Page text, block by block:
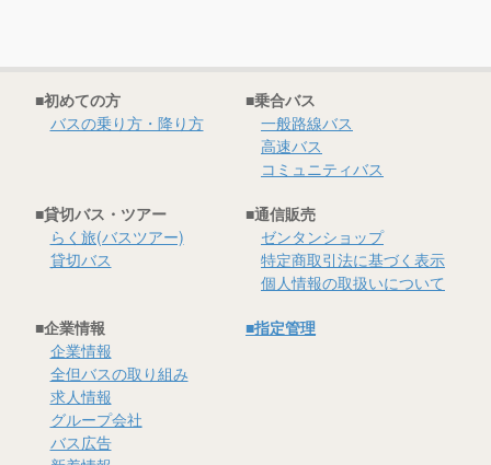
全但バスの取り組み
求人情報
グループ会社
■初めての方
バスの乗り方・降り方
■乗合バス
一般路線バス
高速バス
コミュニティバス
■貸切バス・ツアー
らく旅(バスツアー)
貸切バス
■通信販売
ゼンタンショップ
特定商取引法に基づく表示
個人情報の取扱いについて
■企業情報
企業情報
全但バスの取り組み
求人情報
グループ会社
バス広告
■指定管理